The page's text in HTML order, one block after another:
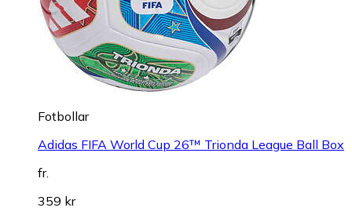
Fotbollar
Adidas FIFA World Cup 26™ Trionda League Ball Box
fr.
359 kr